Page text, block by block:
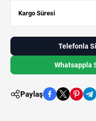
Kargo Süresi
Telefonla
Whatsappla
Paylaş